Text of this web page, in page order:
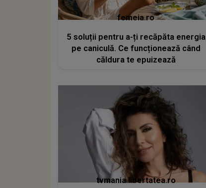
femeia.ro
5 soluții pentru a-ți recăpăta energia
pe caniculă. Ce funcționează când
căldura te epuizează
tvmania.libertatea.ro